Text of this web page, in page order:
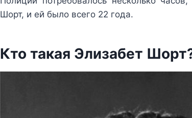
Шорт, и ей было всего 22 года.
Кто такая Элизабет